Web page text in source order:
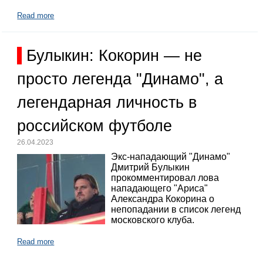
Read more
Булыкин: Кокорин — не
просто легенда "Динамо", а
легендарная личность в
российском футболе
26.04.2023
Экс-нападающий "Динамо"
Дмитрий Булыкин
прокомментировал лова
нападающего "Ариса"
Александра Кокорина о
непопадании в список легенд
московского клуба.
Read more